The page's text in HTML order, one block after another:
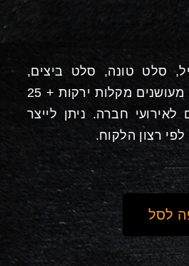
סלט טונה, סלט ביצים,
גבינות קשות, דגים מעושנים מקלות ירקות + 25
חברה. ניתן לייצר
רצון הלקוח.
לסל